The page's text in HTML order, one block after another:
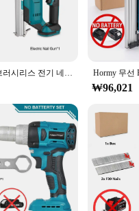
ONEVAN 브러시리스 전기 네일 건, 타정기 스테이플러, 프레이밍 태커, 가구 스테이플 건, 목공 전동 공구, 마키타 18V 배터리용
₩96,021